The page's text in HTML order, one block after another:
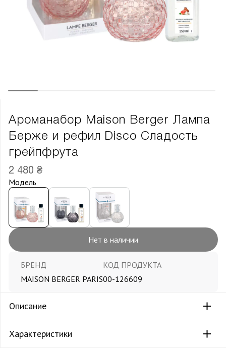
Ароманабор Maison Berger Лампа
Берже и рефил Disco Сладость
грейпфрута
2 480 ₴
Модель
Нет в наличии
БРЕНД
MAISON BERGER PARIS
КОД ПРОДУКТА
00-126609
Описание
Характеристики